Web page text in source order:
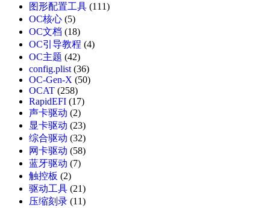
图形配置工具 (111)
OC核心 (5)
OC文档 (18)
OC引导教程 (4)
OC主题 (42)
config.plist(36)
OC-Gen-X (50)
OCAT (258)
RapidEFI (17)
声卡驱动 (2)
显卡驱动 (23)
综合驱动 (32)
网卡驱动 (58)
蓝牙驱动 (7)
触控板 (2)
驱动工具 (21)
压缩刻录 (11)